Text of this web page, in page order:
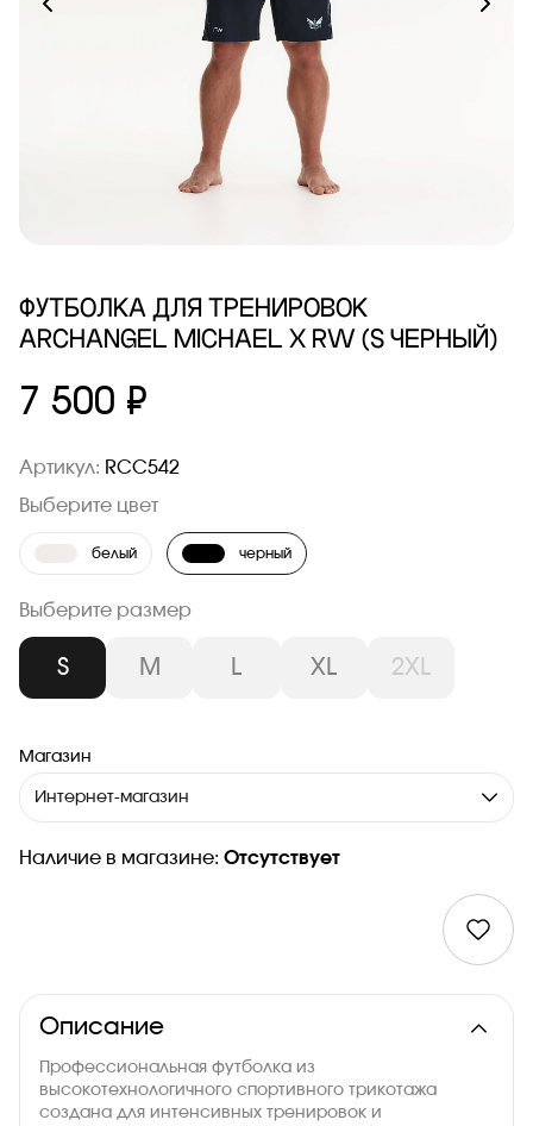
ФУТБОЛКА ДЛЯ ТРЕНИРОВОК
ARCHANGEL MICHAEL X RW (S ЧЕРНЫЙ)
7 500 ₽
Артикул: RCC542
Выберите размер
S M L XL 2XL
Выберите цвет
белый черный
Магазин
Интернет-магазин
Наличие в магазине: Отсутствует
Описание
Профессиональная футболка из
высокотехнологичного спортивного трикотажа
создана для интенсивных тренировок и